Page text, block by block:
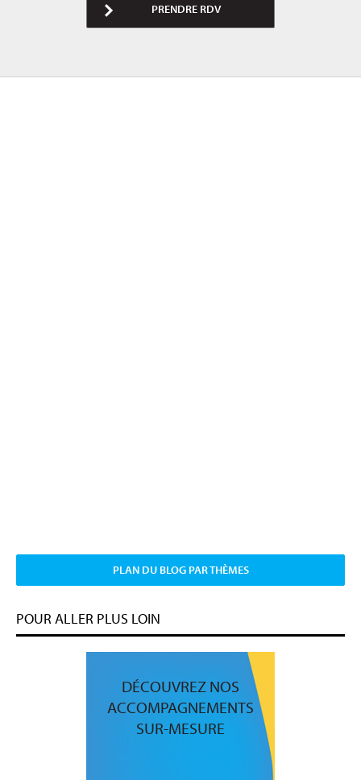
PRENDRE RDV
PLAN DU BLOG PAR THÈMES
POUR ALLER PLUS LOIN
DÉCOUVREZ NOS
ACCOMPAGNEMENTS
SUR-MESURE